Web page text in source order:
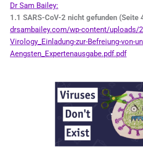
Dr Sam Bailey:
1.1 SARS-CoV-2 nicht gefunden (Seite
drsambailey.com/wp-content/uploads/
Virology_Einladung-zur-Befreiung-von-
Aengsten_Expertenausgabe.pdf.pdf